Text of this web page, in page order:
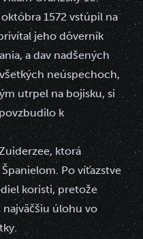
októbra 1572 vstúpil na
jeho dôverník
a dav nadšených
neúspechoch,
utrpel na bojisku, si
k
ktorá
Po víťazstve
koristi, pretože
najväčšiu úlohu vo